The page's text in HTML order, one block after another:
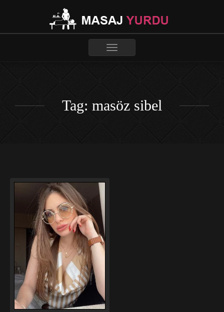
Toggle
Tag: masöz sibel